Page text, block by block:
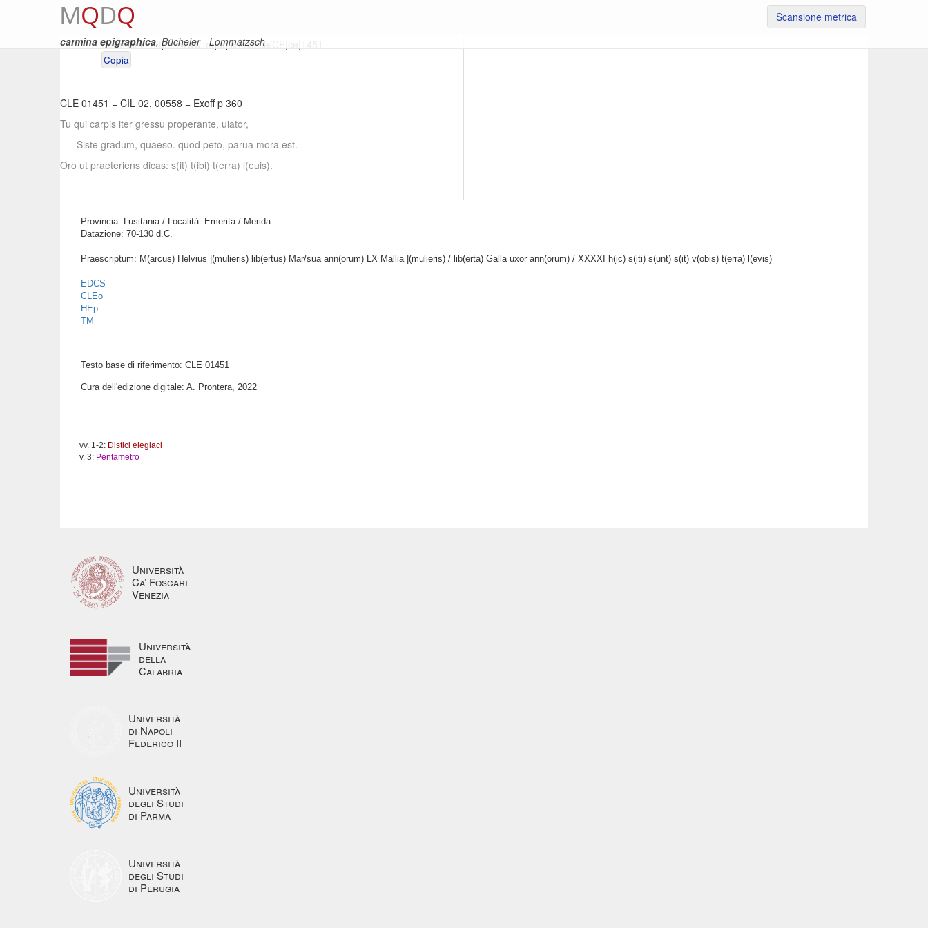
MQDQ
Scansione metrica
carmina epigraphica, Bücheler - Lommatzsch
Permalink:https://www.mqdq.it/textsce/CE|ce|1451
Copia
CLE 01451 = CIL 02, 00558 = Exoff p 360
Tu qui carpis iter gressu properante, uiator,
Siste gradum, quaeso. quod peto, parua mora est.
Oro ut praeteriens dicas: s(it) t(ibi) t(erra) l(euis).
Provincia: Lusitania / Località: Emerita / Merida
Datazione: 70-130 d.C.
Praescriptum: M(arcus) Helvius |(mulieris) lib(ertus) Mar/sua ann(orum) LX Mallia |(mulieris) / lib(erta) Galla uxor ann(orum) / XXXXI h(ic) s(iti) s(unt) s(it) v(obis) t(erra) l(evis)
EDCS
CLEo
HEp
TM
Testo base di riferimento: CLE 01451
Cura dell'edizione digitale: A. Prontera, 2022
vv. 1-2: Distici elegiaci
v. 3: Pentametro
Università
Ca’ Foscari
Venezia
Università
della
Calabria
Università
di Napoli
Federico II
Università
degli Studi
di Parma
Università
degli Studi
di Perugia